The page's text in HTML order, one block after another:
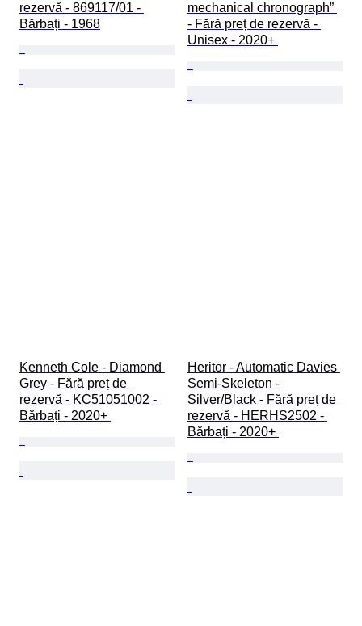
rezervă - 869117/01 -
Bărbați - 1968
mechanical chronograph”
- Fără preț de rezervă -
Unisex - 2020+
Kenneth Cole - Diamond
Grey - Fără preț de
rezervă - KC51051002 -
Bărbați - 2020+
Heritor - Automatic Davies
Semi-Skeleton -
Silver/Black - Fără preț de
rezervă - HERHS2502 -
Bărbați - 2020+